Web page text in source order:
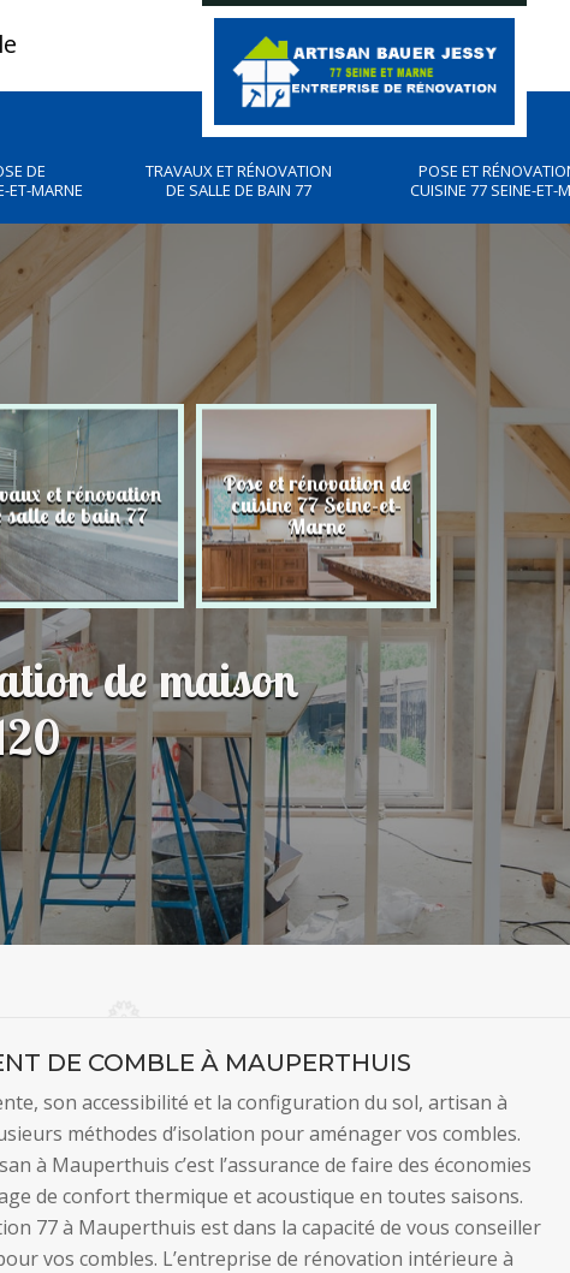
DE
ET-MARNE
TRAVAUX ET RÉNOVATION
DE SALLE DE BAIN 77
POSE ET
CUISINE 77 SEINE-ET-
et rénovation
salle de bain 77
Pose et rénovation de
cuisine 77 Seine-et-
Marne
de maison
DE COMBLE À MAUPERTHUIS
son accessibilité et la configuration du sol, artisan à
méthodes d’isolation pour aménager vos combles.
à Mauperthuis c’est l’assurance de faire des économies
de confort thermique et acoustique en toutes saisons.
77 à Mauperthuis est dans la capacité de vous conseiller
vos combles. L’entreprise de rénovation intérieure à